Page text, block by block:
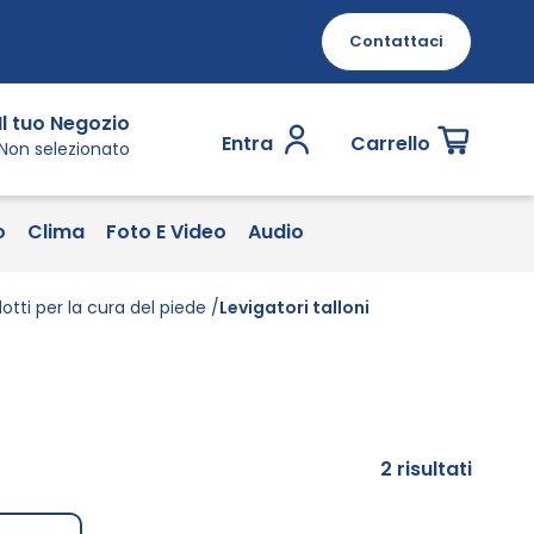
Contattaci
Il tuo Negozio
selezionato Entra Carrello
Clima Foto E Video Audio
per la cura del piede Levigatori talloni
2 risultati